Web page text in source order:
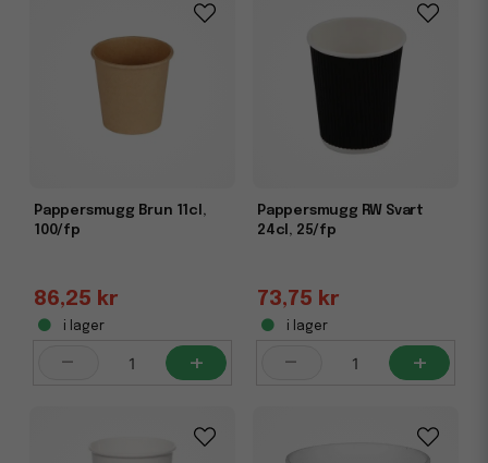
Pappersmugg Brun 11cl,
100/fp
86,25 kr
i lager
- +
Pappersmugg RW Svart
24cl, 25/fp
73,75 kr
i lager
- +